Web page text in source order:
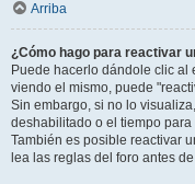
Arriba
¿Cómo hago para reactivar
Puede hacerlo dándole clic al
viendo el mismo, puede
Sin embargo, si no lo
deshabilitado o el tiempo
También es posible reactivar
lea las reglas del foro antes